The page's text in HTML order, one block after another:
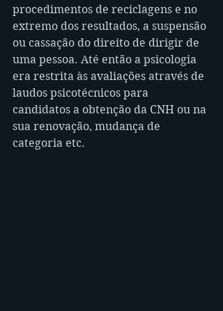
procedimentos de reciclagens e no
extremo dos resultados, a suspensão
ou cassação do direito de dirigir de
uma pessoa. Até então a psicologia
era restrita às avaliações através de
laudos psicotécnicos para
candidatos a obtenção da CNH ou na
sua renovação, mudança de
categoria etc.